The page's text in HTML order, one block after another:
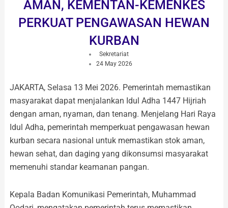
AMAN, KEMENTAN-KEMENKES
PERKUAT PENGAWASAN HEWAN
KURBAN
Sekretariat
24 May 2026
JAKARTA, Selasa 13 Mei 2026. Pemerintah memastikan
masyarakat dapat menjalankan Idul Adha 1447 Hijriah
dengan aman, nyaman, dan tenang. Menjelang Hari Raya
Idul Adha, pemerintah memperkuat pengawasan hewan
kurban secara nasional untuk memastikan stok aman,
hewan sehat, dan daging yang dikonsumsi masyarakat
memenuhi standar keamanan pangan.
Kepala Badan Komunikasi Pemerintah, Muhammad